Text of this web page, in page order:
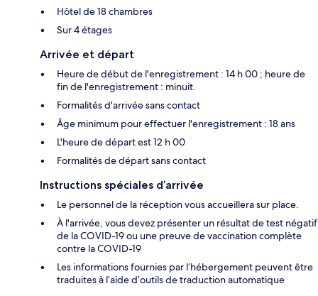
Hôtel de 18 chambres
Sur 4 étages
Arrivée et départ
Heure de début de l'enregistrement : 14 h 00 ; heure de
fin de l'enregistrement : minuit.
Formalités d'arrivée sans contact
Âge minimum pour effectuer l'enregistrement : 18 ans
L'heure de départ est 12 h 00
Formalités de départ sans contact
Instructions spéciales d’arrivée
Le personnel de la réception vous accueillera sur place.
À l'arrivée, vous devez présenter un résultat de test négatif
de la COVID-19 ou une preuve de vaccination complète
contre la COVID-19
Les informations fournies par l’hébergement peuvent être
traduites à l’aide d’outils de traduction automatique